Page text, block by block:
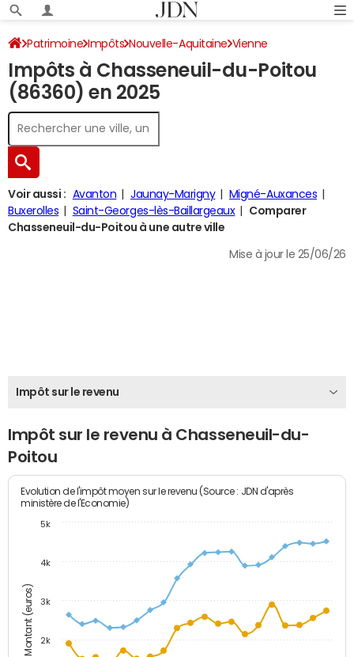
Patrimoine Impôts Nouvelle-Aquitaine Vienne
Chasseneuil-du-Poitou Impôt sur le revenu
Impôts à Chasseneuil-du-Poitou
(86360) en 2025
Voir aussi : Avanton Jaunay-Marigny
Migné-Auxances
Buxerolles
Saint-Georges-lès-Baillargeaux
Comparer
Chasseneuil-du-Poitou à une autre ville
Mise à jour le 25/06/26
Impôt sur le revenu
Impôt sur le revenu à Chasseneuil-du-
Poitou
Montant (euros)
Evolution de l'impôt moyen sur le revenu (Source : JDN d'après
ministère de l'Economie)
2k
3k
4k
5k